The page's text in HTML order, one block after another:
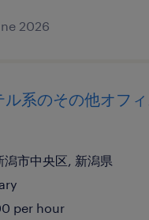
2026
系のその他オフィ
潟市中央区, 新潟県
per hour